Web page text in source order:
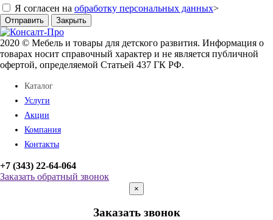
Я согласен на обработку персональных данных>
Отправить Закрыть
2020 © Мебель и товары для детского развития. Информация о
товарах носит справочный характер и не является публичной
офертой, определяемой Статьей 437 ГК РФ.
Каталог
Услуги
Акции
Компания
Контакты
+7 (343) 22-64-064
Заказать обратный звонок
×
Заказать звонок